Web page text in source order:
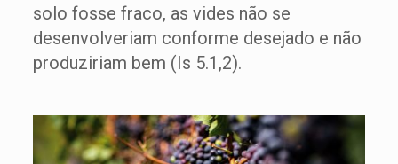
solo fosse fraco, as vides não se
desenvolveriam conforme desejado e não
produziriam bem (Is 5.1,2).